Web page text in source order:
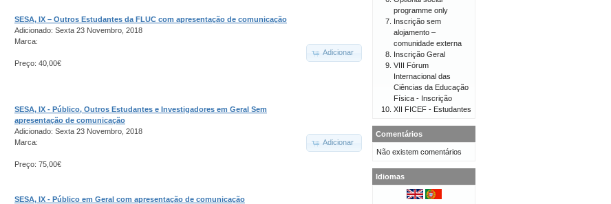
SESA, IX – Outros Estudantes da FLUC com apresentação de comunicação
Adicionado: Sexta 23 Novembro, 2018
Marca:
Preço: 40,00€
Adicionar
SESA, IX - Público, Outros Estudantes e Investigadores em Geral Sem
apresentação de comunicação
Adicionado: Sexta 23 Novembro, 2018
Marca:
Preço: 75,00€
Adicionar
SESA, IX - Público em Geral com apresentação de comunicação
programme only
Inscrição sem
alojamento –
comunidade externa
Inscrição Geral
VIII Fórum
Internacional das
Ciências da Educação
Física - Inscrição
XII FICEF - Estudantes
Comentários
Não existem comentários
Idiomas